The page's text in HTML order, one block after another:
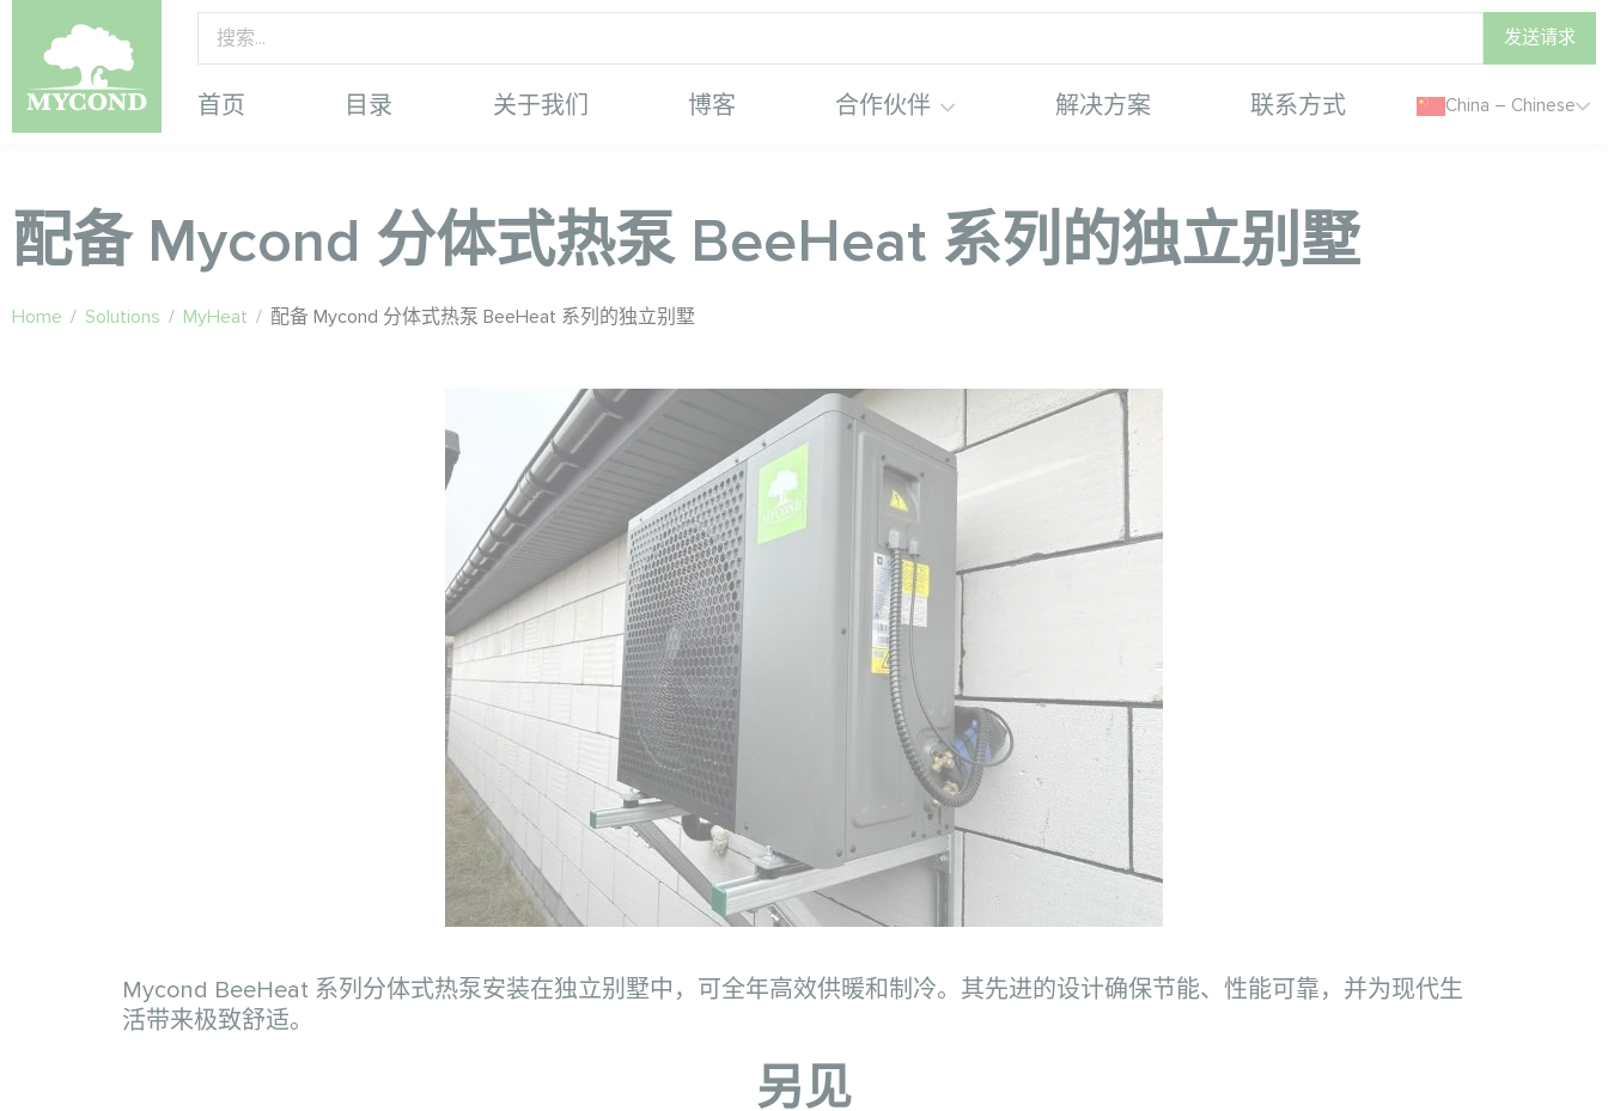
发送请求
首页 目录 关于我们 博客 合作伙伴 解决方案 联系方式 China – Chinese
配备 Mycond 分体式热泵 BeeHeat 系列的独立别墅
Home / Solutions / MyHeat / 配备 Mycond 分体式热泵 BeeHeat 系列的独立别墅
Mycond BeeHeat 系列分体式热泵安装在独立别墅中，可全年高效供暖和制冷。其先进的设计确保节能、性能可靠，并为现代生
活带来极致舒适。
另见